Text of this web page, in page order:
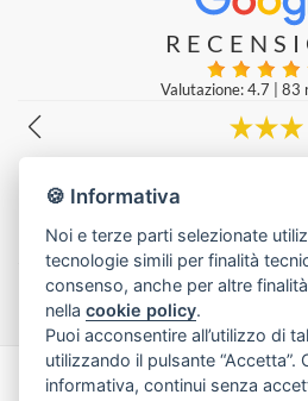
Valutazione: 4.7 83
Fioreria stra consigliata ,
eriggio avevo già la
onibilissimi. Veramente molto
maria federica
Lascia una recensione
Made with byInfoser.it- Realizzazione
🍪 Informativa
Noi e terze parti selezionate
tecnologie simili per finalità
consenso, anche per altre
nellacookie policy.
Puoi acconsentire all’utilizzo di
utilizzando il pulsante “Accetta”.
informativa, continui senza